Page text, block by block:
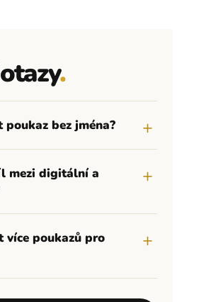
.
poukaz bez jména?
mezi digitální a
více poukazů pro